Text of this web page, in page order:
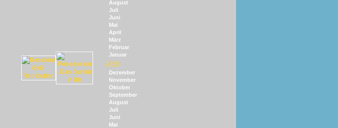
August
Juli
Juni
Mai
April
März
Februar
Januar
2020
Dezember
November
Oktober
September
August
Juli
Juni
Mai